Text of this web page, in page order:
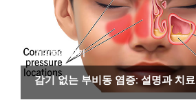
건강하게 살기
감기 없는 부비동 염증: 설명과 치료